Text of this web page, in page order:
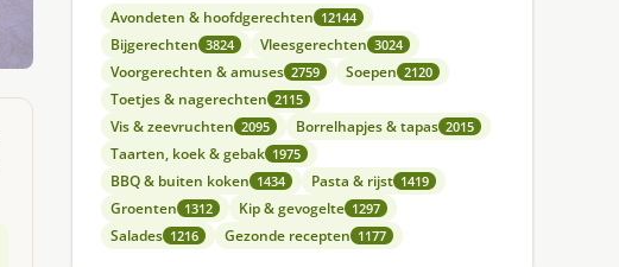
Avondeten & hoofdgerechten 12144
Bijgerechten 3824 Vleesgerechten 3024
Voorgerechten & amuses 2759 Soepen 2120
Toetjes & nagerechten 2115
Vis & zeevruchten 2095 Borrelhapjes & tapas 2015
Taarten, koek & gebak 1975
BBQ & buiten koken 1434 Pasta & rijst 1419
Groenten 1312 Kip & gevogelte 1297
Salades 1216 Gezonde recepten 1177